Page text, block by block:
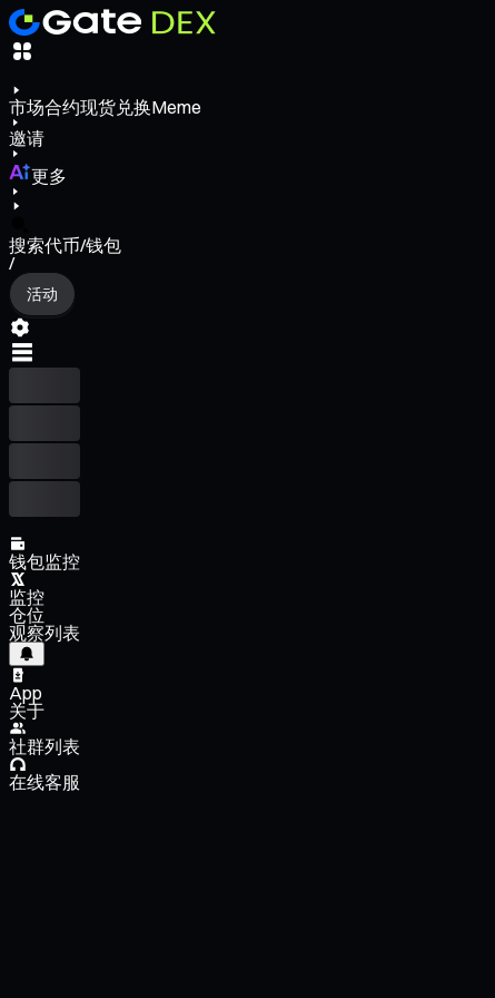
市场合约现货兑换Meme
邀请
更多
搜索代币/钱包
/
活动
钱包监控
监控
仓位
观察列表
App
关于
社群列表
在线客服